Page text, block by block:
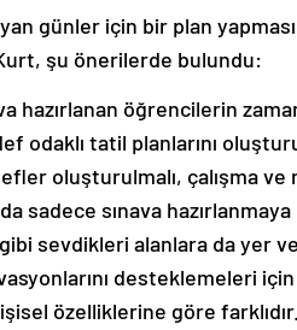
günler için bir plan
şu önerilerde bulundu:
hazırlanan öğrencilerin
odaklı tatil planlarını
oluşturulmalı, çalışma ve
sadece sınava
sevdikleri alanlara da yer
desteklemeleri için
özelliklerine göre